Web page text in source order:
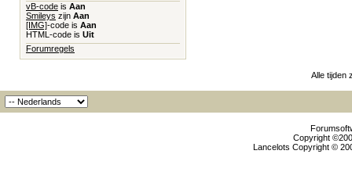
vB-code is Aan
Smileys zijn Aan
[IMG]-code is Aan
HTML-code is Uit
Forumregels
Alle tijden
Copyright
Lancelots Copyright ©